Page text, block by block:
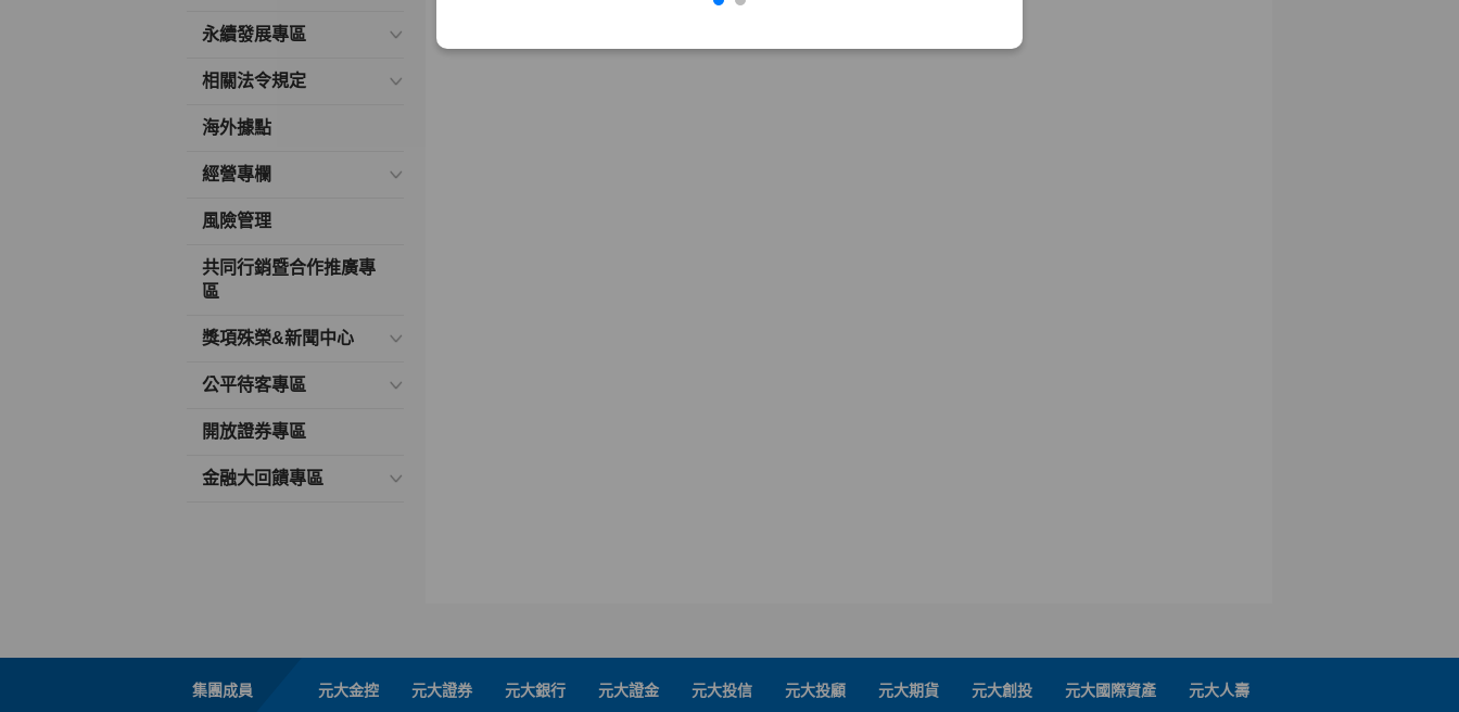
永續發展專區
相關法令規定
海外據點
經營專欄
風險管理
共同行銷暨合作推廣專
區
獎項殊榮&新聞中心
公平待客專區
開放證券專區
金融大回饋專區
集團成員 元大金控 元大證券 元大銀行 元大證金 元大投信 元大投顧 元大期貨 元大創投 元大國際資產 元大人壽